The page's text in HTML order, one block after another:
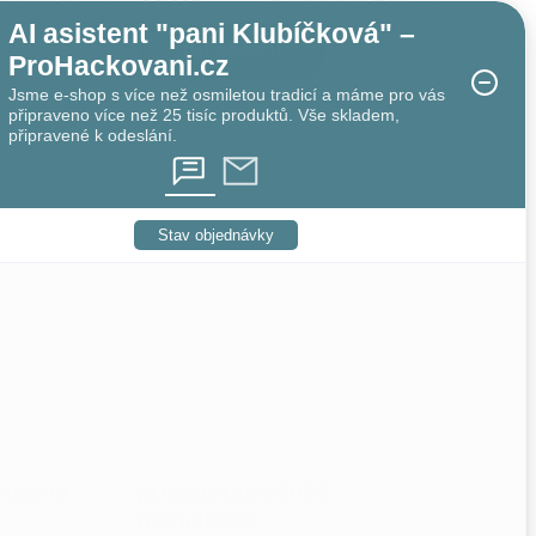
DO KOŠÍKU
AI asistent "pani Klubíčková" –
ProHackovani.cz
Jsme e-shop s více než osmiletou tradicí a máme pro vás
připraveno více než 25 tisíc produktů. Vše skladem,
připravené k odeslání.
Stav objednávky